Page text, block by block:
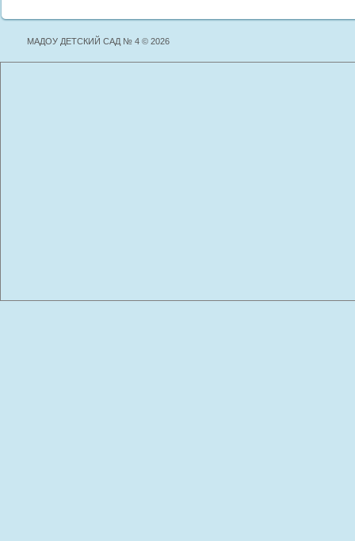
МАДОУ ДЕТСКИЙ САД № 4 © 2026